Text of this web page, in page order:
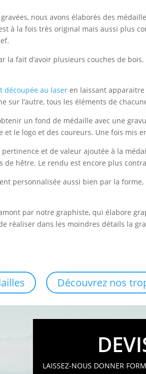
nous avons élaborés des
à la fois très original mais aussi plus
la fait d’avoir plusieurs couches de
découpée au laser en laissant
sur l’autre, tous les éléments de
un fond de médaille avec une
et le logo et des coureurs. Une fois mis
et de valeur ajoutée à la
de hêtre. Le rendu est encore plus
personnalisée aussi bien par la
par notre graphiste, qui élabore
réaliser dans les moindres détails la
Découvrez nos
LAISSEZ-NOUS DONNER